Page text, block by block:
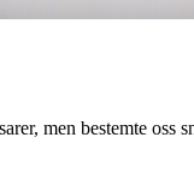
men bestemte oss